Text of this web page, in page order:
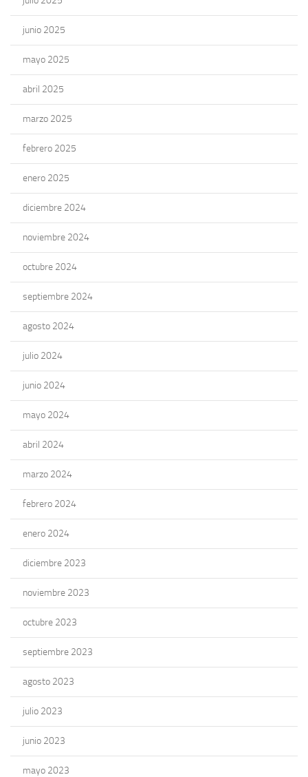
junio 2025
mayo 2025
abril 2025
marzo 2025
febrero 2025
enero 2025
diciembre 2024
noviembre 2024
octubre 2024
septiembre 2024
agosto 2024
julio 2024
junio 2024
mayo 2024
abril 2024
marzo 2024
febrero 2024
enero 2024
diciembre 2023
noviembre 2023
octubre 2023
septiembre 2023
agosto 2023
julio 2023
junio 2023
mayo 2023